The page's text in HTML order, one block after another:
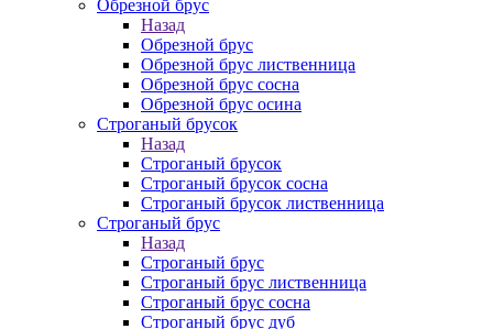
Обрезной брус
Назад
Обрезной брус
Обрезной брус лиственница
Обрезной брус сосна
Обрезной брус осина
Строганый брусок
Назад
Строганый брусок
Строганый брусок сосна
Строганый брусок лиственница
Строганый брус
Назад
Строганый брус
Строганый брус лиственница
Строганый брус сосна
Строганый брус дуб